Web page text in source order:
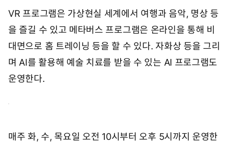
VR 프로그램은 가상현실 세계에서 여행과 음악, 명상 등
을 즐길 수 있고 메타버스 프로그램은 온라인을 통해 비
대면으로 홈 트레이닝 등을 할 수 있다. 자화상 등을 그리
며 AI를 활용해 예술 치료를 받을 수 있는 AI 프로그램도
운영한다.
매주 화, 수, 목요일 오전 10시부터 오후 5시까지 운영한